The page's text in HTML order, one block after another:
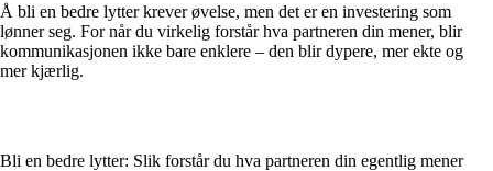
Å bli en bedre lytter krever øvelse, men det er en investering som
lønner seg. For når du virkelig forstår hva partneren din mener, blir
kommunikasjonen ikke bare enklere – den blir dypere, mer ekte og
mer kjærlig.
Bli en bedre lytter: Slik forstår du hva partneren din egentlig mener